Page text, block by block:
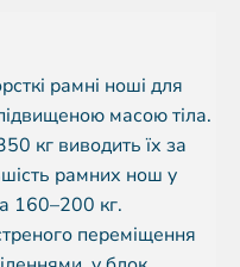
рамні ноші для
масою тіла.
кг виводить їх за
рамних нош у
160–200 кг.
переміщення